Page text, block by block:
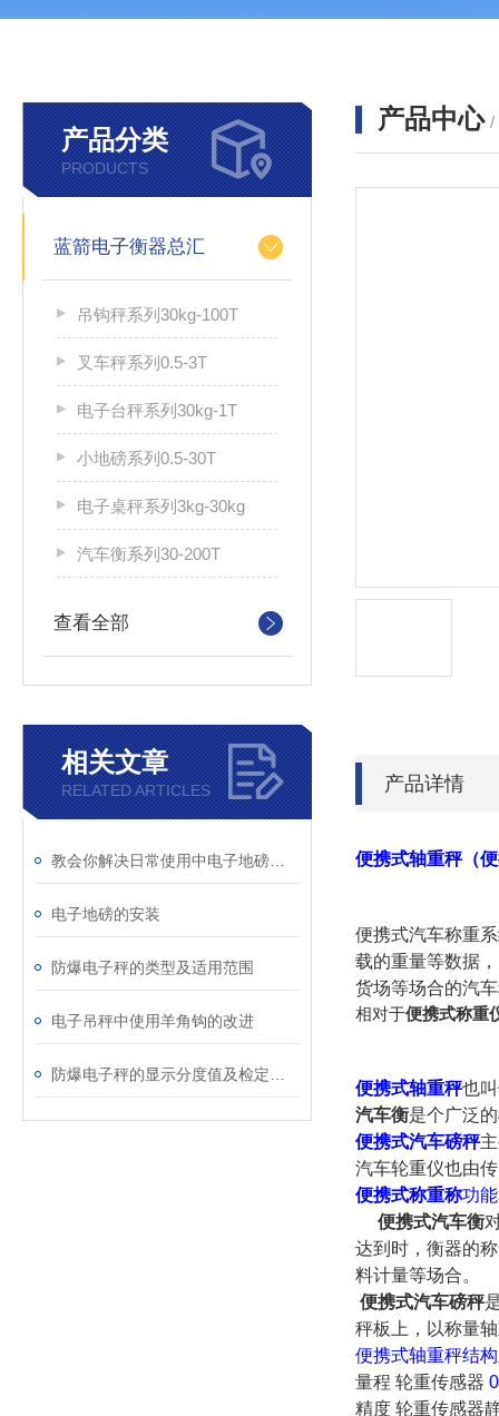
产品分类
PRODUCTS
蓝箭电子衡器总汇
吊钩秤系列30kg-100T
叉车秤系列0.5-3T
电子台秤系列30kg-1T
小地磅系列0.5-30T
电子桌秤系列3kg-30kg
汽车衡系列30-200T
查看全部
相关文章
RELATED ARTICLES
电子地磅的安装
防爆电子秤的类型及适用范围
电子吊秤中使用羊角钩的改进
产品中心 /
产品详情
便携式轴重秤（
便携式汽车称重
载的重量等数据
货场等场合的汽
相对于便携式称重
便携式轴重秤也
汽车衡是个广泛
便携式汽车磅秤
汽车轮重仪也由
便携式称重称功
便携式汽车衡
达到时，衡器的
料计量等场合。
便携式汽车磅秤
秤板上，以称量
便携式轴重秤结
量程 轮重传感器
精度 轮重传感器